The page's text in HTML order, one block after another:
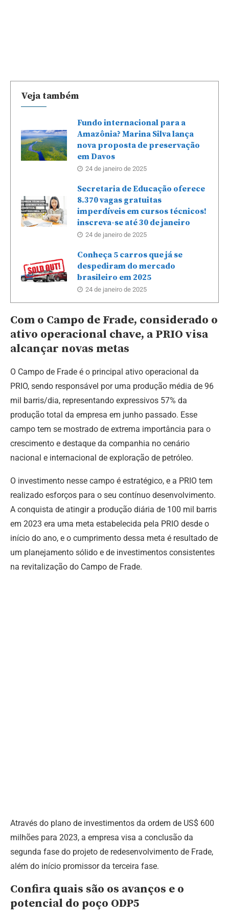
Veja também
Fundo internacional para a
Amazônia? Marina Silva lança
nova proposta de preservação
em Davos
24 de janeiro de 2025
Secretaria de Educação oferece
8.370 vagas gratuitas
imperdíveis em cursos técnicos!
inscreva-se até 30 de janeiro
24 de janeiro de 2025
Conheça 5 carros que já se
despediram do mercado
brasileiro em 2025
24 de janeiro de 2025
Com o Campo de Frade, considerado o
ativo operacional chave, a PRIO visa
alcançar novas metas
O Campo de Frade é o principal ativo operacional da
PRIO, sendo responsável por uma produção média de 96
mil barris/dia, representando expressivos 57% da
produção total da empresa em junho passado. Esse
campo tem se mostrado de extrema importância para o
crescimento e destaque da companhia no cenário
nacional e internacional de exploração de petróleo.
O investimento nesse campo é estratégico, e a PRIO tem
realizado esforços para o seu contínuo desenvolvimento.
A conquista de atingir a produção diária de 100 mil barris
em 2023 era uma meta estabelecida pela PRIO desde o
início do ano, e o cumprimento dessa meta é resultado de
um planejamento sólido e de investimentos consistentes
na revitalização do Campo de Frade.
Através do plano de investimentos da ordem de US$ 600
milhões para 2023, a empresa visa a conclusão da
segunda fase do projeto de redesenvolvimento de Frade,
além do início promissor da terceira fase.
Confira quais são os avanços e o
potencial do poço ODP5